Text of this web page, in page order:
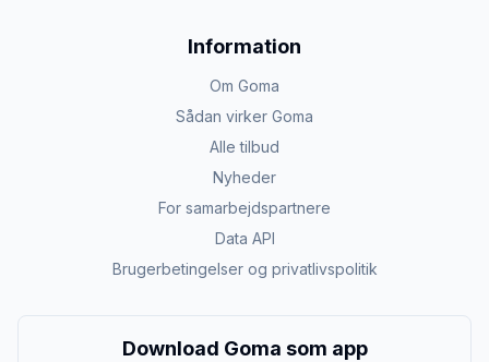
Information
Om Goma
Sådan virker Goma
Alle tilbud
Nyheder
For samarbejdspartnere
Data API
Brugerbetingelser og privatlivspolitik
Download Goma som app